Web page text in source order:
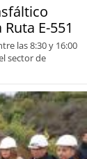
E-551
las 8:30 y 16:00
sector de